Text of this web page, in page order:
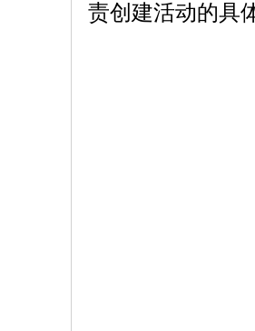
责创建活动的具